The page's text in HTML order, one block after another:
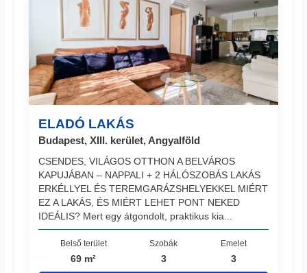
ELADÓ LAKÁS
Budapest, XIII. kerület, Angyalföld
CSENDES, VILÁGOS OTTHON A BELVÁROS
KAPUJÁBAN – NAPPALI + 2 HÁLÓSZOBÁS LAKÁS
ERKÉLLYEL ÉS TEREMGARÁZSHELYEKKEL MIÉRT
EZ A LAKÁS, ÉS MIÉRT LEHET PONT NEKED
IDEÁLIS? Mert egy átgondolt, praktikus kia...
Belső terület
69 m²
Szobák
3
Emelet
3